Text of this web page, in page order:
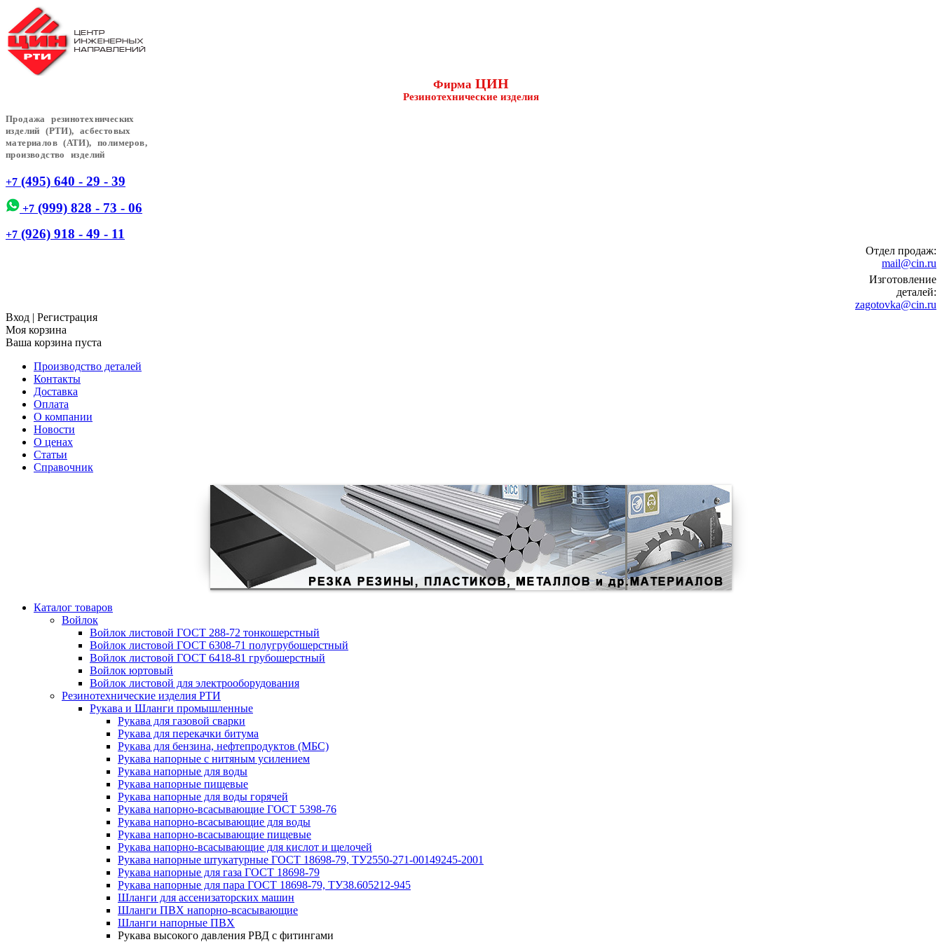
Фирма ЦИН
Резинотехнические изделия
Продажа резинотехнических
изделий (РТИ), асбестовых
материалов (АТИ), полимеров,
производство изделий
+7 (495) 640 - 29 - 39
+7 (999) 828 - 73 - 06
+7 (926) 918 - 49 - 11
Отдел продаж:
mail@cin.ru
Изготовление
деталей:
zagotovka@cin.ru
Вход | Регистрация
Моя корзина
Ваша корзина пуста
Производство деталей
Контакты
Доставка
Оплата
О компании
Новости
О ценах
Статьи
Справочник
Каталог товаров
Войлок
Войлок листовой ГОСТ 288-72 тонкошерстный
Войлок листовой ГОСТ 6308-71 полугрубошерстный
Войлок листовой ГОСТ 6418-81 грубошерстный
Войлок юртовый
Войлок листовой для электрооборудования
Резинотехнические изделия РТИ
Рукава и Шланги промышленные
Рукава для газовой сварки
Рукава для перекачки битума
Рукава для бензина, нефтепродуктов (МБС)
Рукава напорные с нитяным усилением
Рукава напорные для воды
Рукава напорные пищевые
Рукава напорные для воды горячей
Рукава напорно-всасывающие ГОСТ 5398-76
Рукава напорно-всасывающие для воды
Рукава напорно-всасывающие пищевые
Рукава напорно-всасывающие для кислот и щелочей
Рукава напорные штукатурные ГОСТ 18698-79, ТУ2550-271-00149245-2001
Рукава напорные для газа ГОСТ 18698-79
Рукава напорные для пара ГОСТ 18698-79, ТУ38.605212-945
Шланги для ассенизаторских машин
Шланги ПВХ напорно-всасывающие
Шланги напорные ПВХ
Рукава высокого давления РВД с фитингами